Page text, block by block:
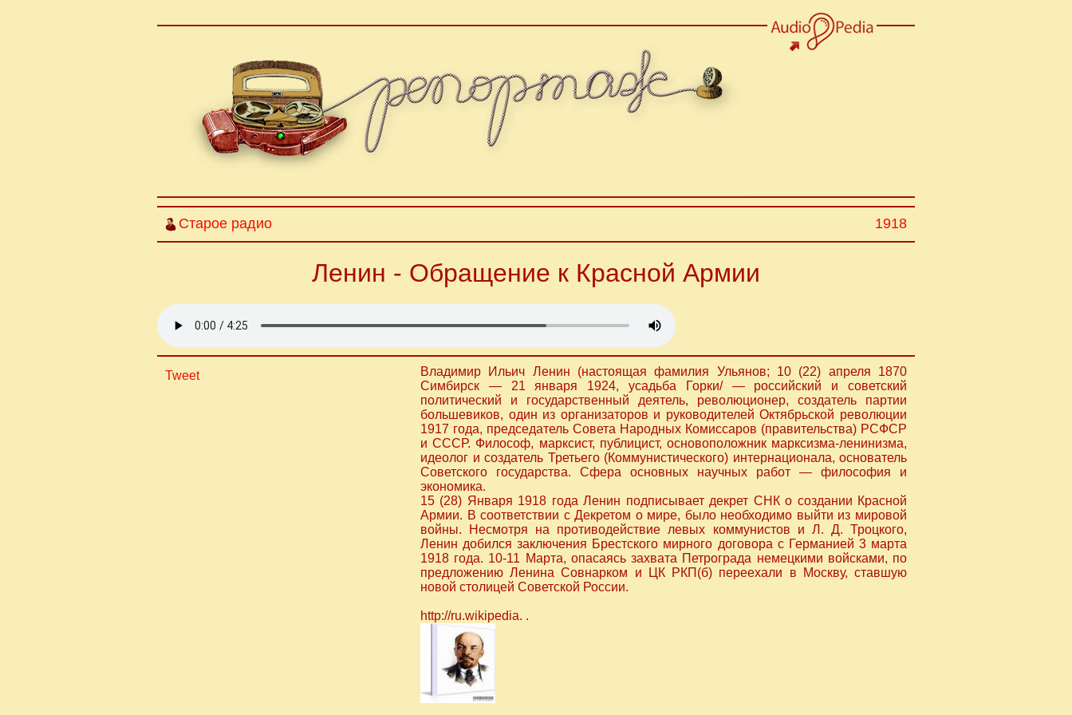
Старое радио 1918
Ленин - Обращение к Красной Армии
Tweet
Владимир Ильич Ленин (настоящая фамилия Ульянов; 10 (22) апреля 1870
Симбирск — 21 января 1924, усадьба Горки/ — российский и советский
политический и государственный деятель, революционер, создатель партии
большевиков, один из организаторов и руководителей Октябрьской революции
1917 года, председатель Совета Народных Комиссаров (правительства) РСФСР
и СССР. Философ, марксист, публицист, основоположник марксизма-ленинизма,
идеолог и создатель Третьего (Коммунистического) интернационала, основатель
Советского государства. Сфера основных научных работ — философия и
экономика.
15 (28) Января 1918 года Ленин подписывает декрет СНК о создании Красной
Армии. В соответствии с Декретом о мире, было необходимо выйти из мировой
войны. Несмотря на противодействие левых коммунистов и Л. Д. Троцкого,
Ленин добился заключения Брестского мирного договора с Германией 3 марта
1918 года. 10-11 Марта, опасаясь захвата Петрограда немецкими войсками, по
предложению Ленина Совнарком и ЦК РКП(б) переехали в Москву, ставшую
новой столицей Советской России.
http://ru.wikipedia. .